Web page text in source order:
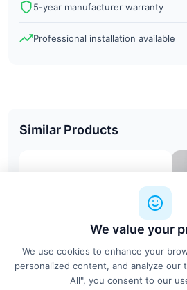
5-year manufacturer warranty
Professional installation available
Similar Products
We value your
We use cookies to enhance your
personalized content, and analyze our
All", you consent to our